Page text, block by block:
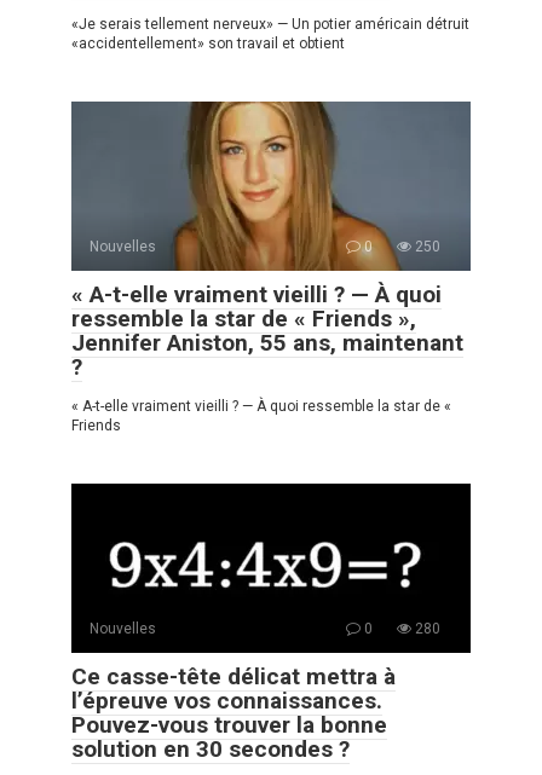
«Je serais tellement nerveux» — Un potier américain détruit
«accidentellement» son travail et obtient
Nouvelles 0 250
« A-t-elle vraiment vieilli ? — À quoi
ressemble la star de « Friends »,
Jennifer Aniston, 55 ans, maintenant
?
« A-t-elle vraiment vieilli ? — À quoi ressemble la star de «
Friends
Nouvelles 0 280
Ce casse-tête délicat mettra à
l’épreuve vos connaissances.
Pouvez-vous trouver la bonne
solution en 30 secondes ?